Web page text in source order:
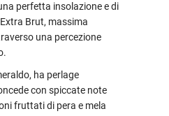
perfetta insolazione e di
Brut, massima
una percezione
ha perlage
con spiccate note
fruttati di pera e mela